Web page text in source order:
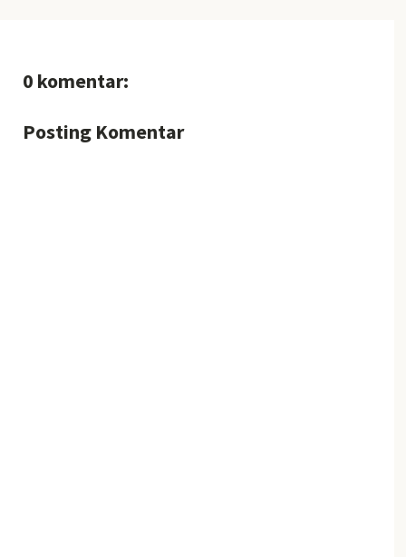
0 komentar:
Posting Komentar